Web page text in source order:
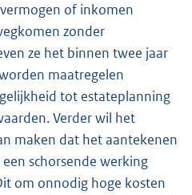
of inkomen
zonder
ze het binnen twee jaar
maatregelen
tot estateplanning
Verder wil het
maken dat het aantekenen
schorsende werking
om onnodig hoge kosten